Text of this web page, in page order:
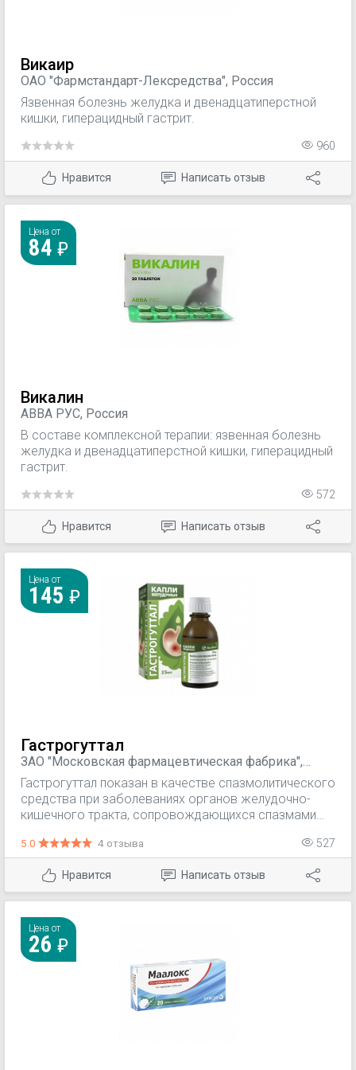
Викаир
ОАО "Фармстандарт-Лексредства", Россия
Язвенная болезнь желудка и двенадцатиперстной
кишки, гиперацидный гастрит.
960
Нравится Написать отзыв
Цена от
84
Викалин
АВВА РУС, Россия
В составе комплексной терапии: язвенная болезнь
желудка и двенадцатиперстной кишки, гиперацидный
гастрит.
572
Нравится Написать отзыв
Цена от
145
Гастрогуттал
ЗАО "Московская фармацевтическая фабрика",
Россия
Гастрогуттал показан в качестве спазмолитического
средства при заболеваниях орга­нов желудочно-
кишечного тракта, сопровождающихся спазмами
гастрит, хронический колит, хронический холецистит,
дискинезия желчевыводящих путей.
5.0 4 отзыва 527
Нравится Написать отзыв
Цена от
26